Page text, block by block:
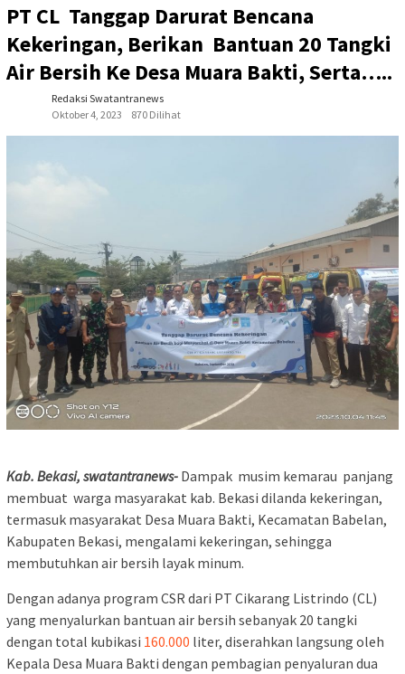
PT CL Tanggap Darurat Bencana
Kekeringan, Berikan Bantuan 20 Tangki
Air Bersih Ke Desa Muara Bakti, Serta…..
Redaksi Swatantranews
Oktober 4, 2023
870 Dilihat
Kab. Bekasi, swatantranews- Dampak musim kemarau panjang
membuat warga masyarakat kab. Bekasi dilanda kekeringan,
termasuk masyarakat Desa Muara Bakti, Kecamatan Babelan,
Kabupaten Bekasi, mengalami kekeringan, sehingga
membutuhkan air bersih layak minum.
Dengan adanya program CSR dari PT Cikarang Listrindo (CL)
yang menyalurkan bantuan air bersih sebanyak 20 tangki
dengan total kubikasi 160.000 liter, diserahkan langsung oleh
Kepala Desa Muara Bakti dengan pembagian penyaluran dua